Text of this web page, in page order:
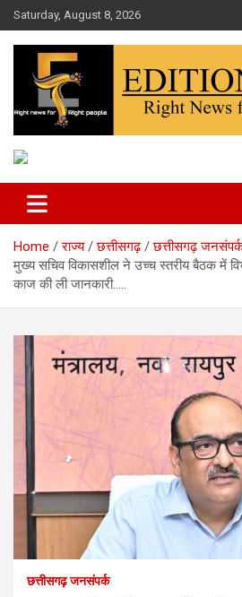
Skip
to
content
Saturday, August 8, 2026
Edition Today
Home राज्य छत्तीसगढ़
छत्तीसगढ़
मुख्य सचिव विकासशील ने उच्च स्तरीय बैठक में
काज की ली जानकारी…..
छत्तीसगढ़ जनसंपर्क